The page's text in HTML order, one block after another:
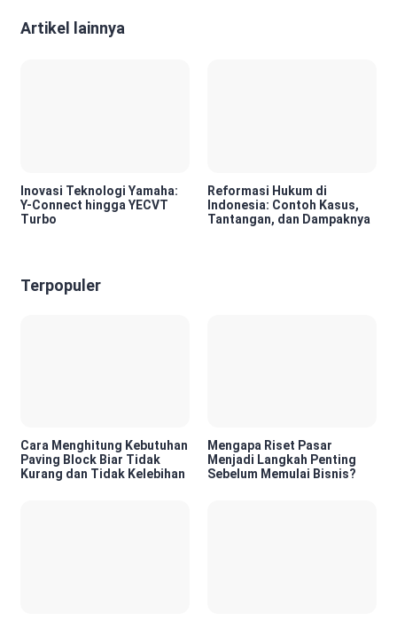
Artikel lainnya
Inovasi Teknologi Yamaha:
Y-Connect hingga YECVT
Turbo
Reformasi Hukum di
Indonesia: Contoh Kasus,
Tantangan, dan Dampaknya
Terpopuler
Cara Menghitung Kebutuhan
Paving Block Biar Tidak
Kurang dan Tidak Kelebihan
Mengapa Riset Pasar
Menjadi Langkah Penting
Sebelum Memulai Bisnis?